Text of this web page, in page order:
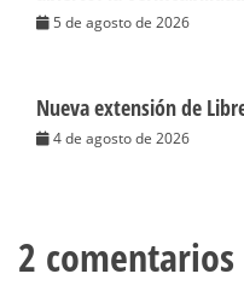
5 de agosto de 2026
Nueva extensión de
4 de agosto de 2026
2